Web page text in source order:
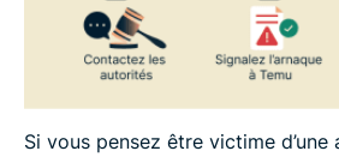
Si vous pensez être victime d’une